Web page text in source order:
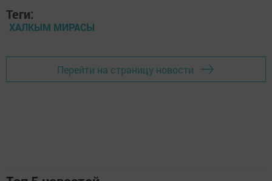
Теги:
ХАЛКЫМ МИРАСЫ
Перейти на страницу новости